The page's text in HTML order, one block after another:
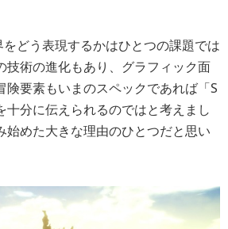
をどう表現するかはひとつの課題では
技術の進化もあり、グラフィック面
険要素もいまのスペックであれば「S
十分に伝えられるのではと考えまし
始めた大きな理由のひとつだと思い